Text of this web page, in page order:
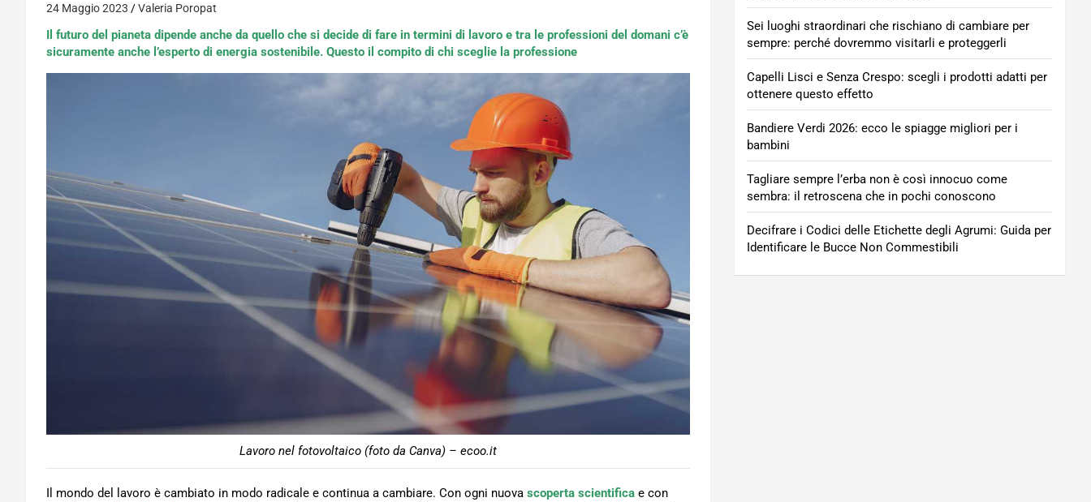
24 Maggio 2023 Valeria Poropat
Il futuro del pianeta dipende anche da quello che si decide di fare in termini di lavoro e tra le professioni del domani c’è
sicuramente anche l’esperto di energia sostenibile. Questo il compito di chi sceglie la professione
Lavoro nel fotovoltaico (foto da Canva) – ecoo.it
Il mondo del lavoro è cambiato in modo radicale e continua a cambiare. Con ogni nuova scoperta scientifica e con
Sei luoghi straordinari che rischiano di cambiare per
sempre: perché dovremmo visitarli e proteggerli
Capelli Lisci e Senza Crespo: scegli i prodotti adatti per
ottenere questo effetto
Bandiere Verdi 2026: ecco le spiagge migliori per i
bambini
Tagliare sempre l’erba non è così innocuo come
sembra: il retroscena che in pochi conoscono
Decifrare i Codici delle Etichette degli Agrumi: Guida per
Identificare le Bucce Non Commestibili